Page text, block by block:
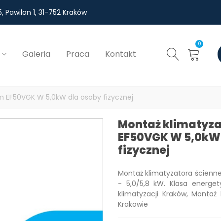
Pawilon 1, 31-752 Kraków
Galeria Praca Kontakt
0
W 5,0kW dla osoby fizycznej
Montaż
EF50VGK W
fizycznej
Montaż klimatyzatora
- 5,0/5,8 kW. Klasa
klimatyzacji Kraków,
Krakowie